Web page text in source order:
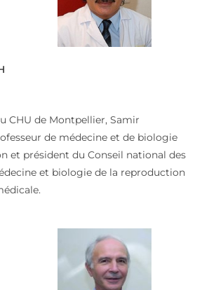
CHU de Montpellier, Samir
de médecine et de biologie
et président du Conseil national des
et biologie de la reproduction